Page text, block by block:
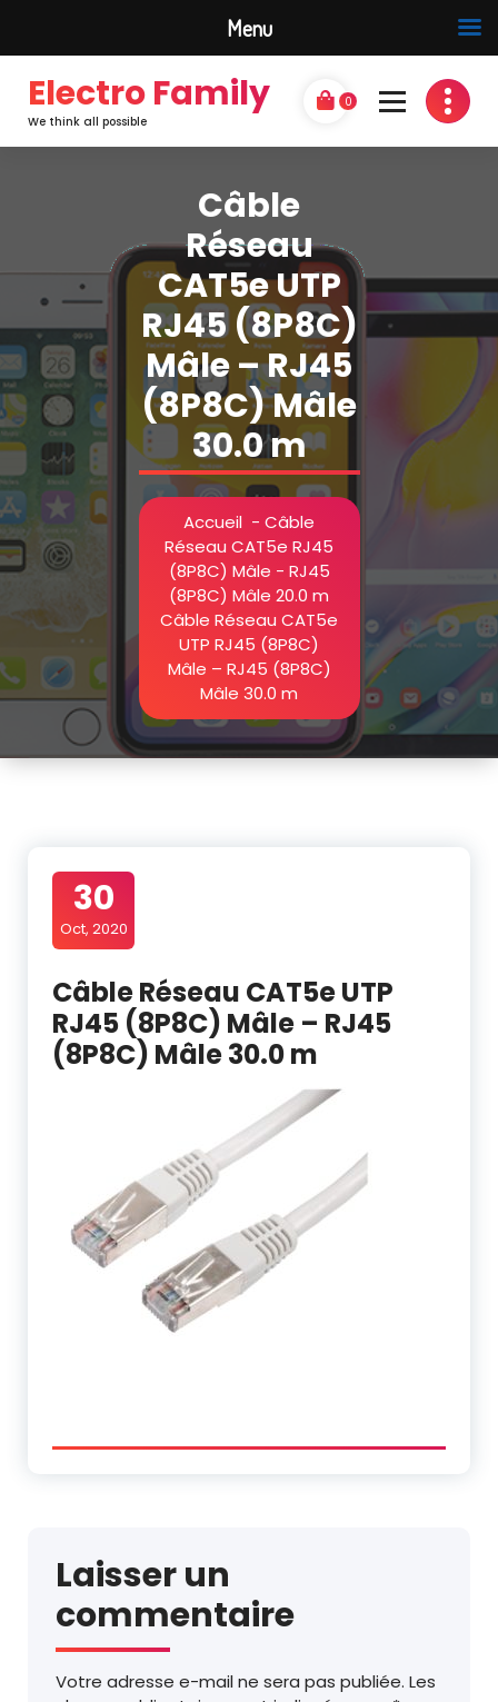
Electro Family
We think all possible
0
Câble
Réseau
CAT5e UTP
RJ45 (8P8C)
Mâle – RJ45
(8P8C) Mâle
30.0 m
Accueil - Câble
Réseau CAT5e RJ45
(8P8C) Mâle - RJ45
(8P8C) Mâle 20.0 m
Câble Réseau CAT5e
UTP RJ45 (8P8C)
Mâle – RJ45 (8P8C)
Mâle 30.0 m
30
Oct, 2020
Câble Réseau CAT5e UTP
RJ45 (8P8C) Mâle – RJ45
(8P8C) Mâle 30.0 m
Laisser un
commentaire
Votre adresse e-mail ne sera pas publiée. Les
Menu